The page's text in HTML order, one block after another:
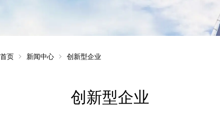
首页 新闻中心 创新型企业
创新型企业